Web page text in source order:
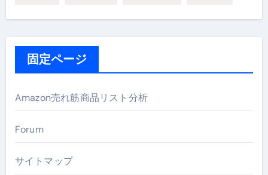
固定ページ
Amazon売れ筋商品リスト分析
Forum
サイトマップ